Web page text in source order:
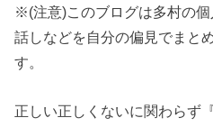
※(注意)このブログは多村の
話しなどを自分の偏見でまと
す。
正しい正しくないに関わらず